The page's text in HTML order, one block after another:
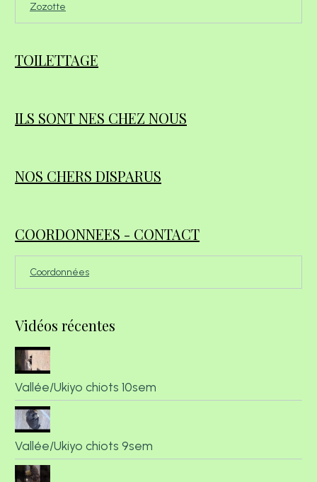
Zozotte
TOILETTAGE
ILS SONT NES CHEZ NOUS
NOS CHERS DISPARUS
COORDONNEES - CONTACT
Coordonnées
Vidéos récentes
Vallée/Ukiyo chiots 10sem
Vallée/Ukiyo chiots 9sem